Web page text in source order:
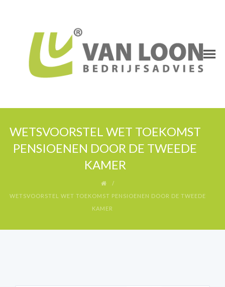
WETSVOORSTEL WET TOEKOMST
PENSIOENEN DOOR DE TWEEDE
KAMER
WETSVOORSTEL WET TOEKOMST PENSIOENEN DOOR DE TWEEDE
KAMER